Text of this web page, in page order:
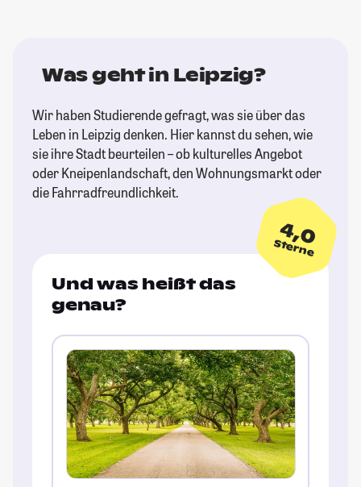
Was geht in Leipzig?
Wir haben Studierende gefragt, was sie über das
Leben in Leipzig denken. Hier kannst du sehen, wie
sie ihre Stadt beurteilen – ob kulturelles Angebot
oder Kneipenlandschaft, den Wohnungsmarkt oder
die Fahrradfreundlichkeit.
4,0
Sterne
Und was heißt das
genau?